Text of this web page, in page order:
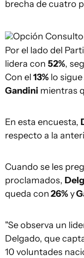
brecha de cuatro
Opción
Por el lado del
lidera con 52%,
Con el 13% lo sigue
Gandini mientras
En esta encuesta,
respecto a la
Cuando se les
proclamados,
queda con26%y
"Se observa un
Delgado, que
10 voluntades